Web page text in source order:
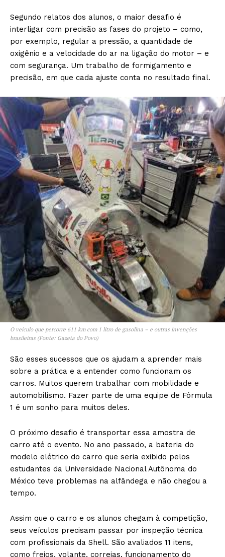
Segundo relatos dos alunos, o maior desafio é
interligar com precisão as fases do projeto – como,
por exemplo, regular a pressão, a quantidade de
oxigênio e a velocidade do ar na ligação do motor – e
com segurança. Um trabalho de formigamento e
precisão, em que cada ajuste conta no resultado final.
O veículo que percorre 611 km com 1 litro de gasolina – e outras invenções
brasileiras (Fonte: Gazeta do Povo)
São esses sucessos que os ajudam a aprender mais
sobre a prática e a entender como funcionam os
carros. Muitos querem trabalhar com mobilidade e
automobilismo. Fazer parte de uma equipe de Fórmula
1 é um sonho para muitos deles.
O próximo desafio é transportar essa amostra de
carro até o evento. No ano passado, a bateria do
modelo elétrico do carro que seria exibido pelos
estudantes da Universidade Nacional Autônoma do
México teve problemas na alfândega e não chegou a
tempo.
Assim que o carro e os alunos chegam à competição,
seus veículos precisam passar por inspeção técnica
com profissionais da Shell. São avaliados 11 itens,
como freios, volante, correias, funcionamento do